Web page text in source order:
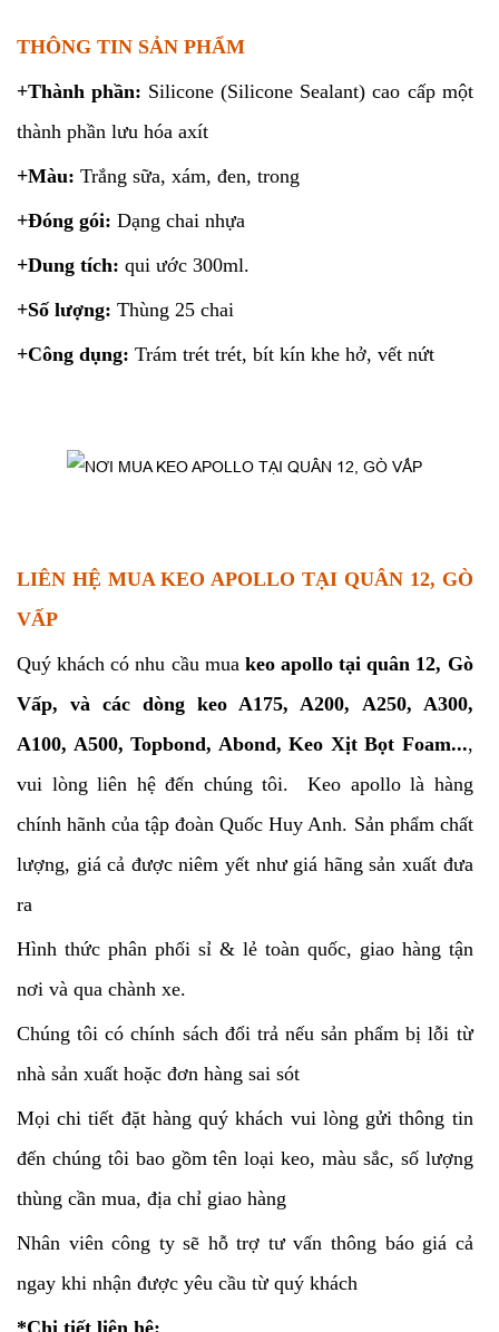
THÔNG TIN SẢN PHẨM
+Thành phần: Silicone (Silicone Sealant) cao cấp một
thành phần lưu hóa axít
+Màu: Trắng sữa, xám, đen, trong
+Đóng gói: Dạng chai nhựa
+Dung tích: qui ước 300ml.
+Số lượng: Thùng 25 chai
+Công dụng: Trám trét trét, bít kín khe hở, vết nứt
LIÊN HỆ MUA KEO APOLLO TẠI QUÂN 12, GÒ
VẤP
Quý khách có nhu cầu mua keo apollo tại quân 12, Gò
Vấp, và các dòng keo A175, A200, A250, A300,
A100, A500, Topbond, Abond, Keo Xịt Bọt Foam...,
vui lòng liên hệ đến chúng tôi. Keo apollo là hàng
chính hãnh của tập đoàn Quốc Huy Anh. Sản phẩm chất
lượng, giá cả được niêm yết như giá hãng sản xuất đưa
ra
Hình thức phân phối sỉ & lẻ toàn quốc, giao hàng tận
nơi và qua chành xe.
Chúng tôi có chính sách đổi trả nếu sản phẩm bị lỗi từ
nhà sản xuất hoặc đơn hàng sai sót
Mọi chi tiết đặt hàng quý khách vui lòng gửi thông tin
đến chúng tôi bao gồm tên loại keo, màu sắc, số lượng
thùng cần mua, địa chỉ giao hàng
Nhân viên công ty sẽ hỗ trợ tư vấn thông báo giá cả
ngay khi nhận được yêu cầu từ quý khách